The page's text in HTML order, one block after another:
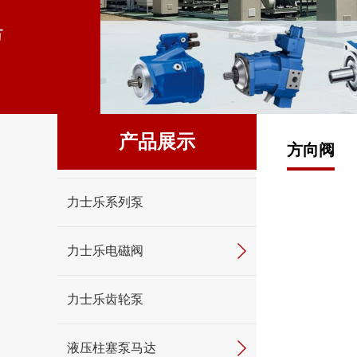
产品展示
力士乐系列泵
力士乐电磁阀
力士乐齿轮泵
液压柱塞泵马达
方向阀